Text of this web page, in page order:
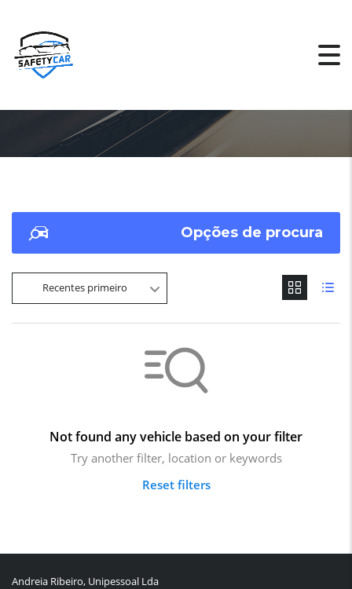
Opções de procura
Recentes primeiro
Not found any vehicle based on your filter
Try another filter, location or keywords
Reset filters
Andreia Ribeiro, Unipessoal Lda